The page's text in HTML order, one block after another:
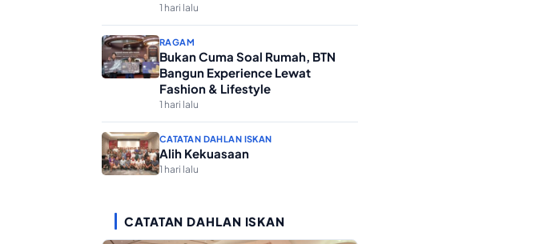
1 hari lalu
RAGAM
Bukan Cuma Soal Rumah, BTN
Bangun Experience Lewat
Fashion & Lifestyle
1 hari lalu
CATATAN DAHLAN ISKAN
Alih Kekuasaan
1 hari lalu
CATATAN DAHLAN ISKAN